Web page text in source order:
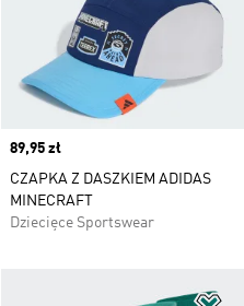
Price
89,95 zł
CZAPKA Z DASZKIEM ADIDAS
MINECRAFT
Dziecięce Sportswear